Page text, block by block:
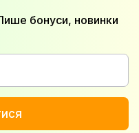
бонуси, новинки